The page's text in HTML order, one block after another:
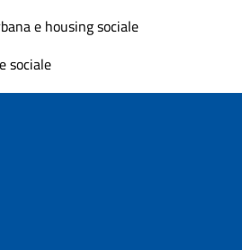
e housing sociale
sociale